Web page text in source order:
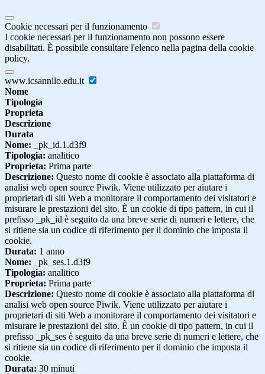
Cookie necessari per il funzionamento
I cookie necessari per il funzionamento non possono essere
disabilitati. È possibile consultare l'elenco nella pagina della cookie
policy.
www.icsannilo.edu.it
Nome
Tipologia
Proprieta
Descrizione
Durata
Nome: _pk_id.1.d3f9
Tipologia: analitico
Proprieta: Prima parte
Descrizione: Questo nome di cookie è associato alla piattaforma di
analisi web open source Piwik. Viene utilizzato per aiutare i
proprietari di siti Web a monitorare il comportamento dei visitatori e
misurare le prestazioni del sito. È un cookie di tipo pattern, in cui il
prefisso _pk_id è seguito da una breve serie di numeri e lettere, che
si ritiene sia un codice di riferimento per il dominio che imposta il
cookie.
Durata: 1 anno
Nome: _pk_ses.1.d3f9
Tipologia: analitico
Proprieta: Prima parte
Descrizione: Questo nome di cookie è associato alla piattaforma di
analisi web open source Piwik. Viene utilizzato per aiutare i
proprietari di siti Web a monitorare il comportamento dei visitatori e
misurare le prestazioni del sito. È un cookie di tipo pattern, in cui il
prefisso _pk_ses è seguito da una breve serie di numeri e lettere, che
si ritiene sia un codice di riferimento per il dominio che imposta il
cookie.
Durata: 30 minuti